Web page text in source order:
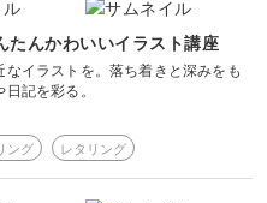
たんかわいいイラスト講座
イラストを。落ち着きと深みをも
記を彩る。
ング レタリング